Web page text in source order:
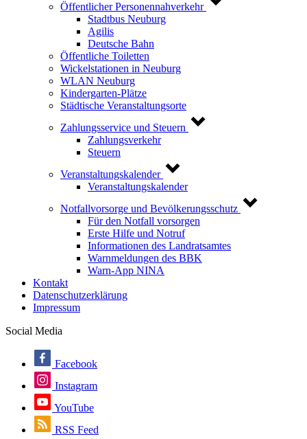
Öffentlicher Personennahverkehr
Stadtbus Neuburg
Agilis
Deutsche Bahn
Öffentliche Toiletten
Wickelstationen in Neuburg
WLAN Neuburg
Kindergarten-Plätze
Städtische Veranstaltungsorte
Zahlungsservice und Steuern
Zahlungsverkehr
Steuern
Veranstaltungskalender
Veranstaltungskalender
Notfallvorsorge und Bevölkerungsschutz
Für den Notfall vorsorgen
Erste Hilfe und Notruf
Informationen des Landratsamtes
Warnmeldungen des BBK
Warn-App NINA
Kontakt
Datenschutzerklärung
Impressum
Social Media
Facebook
Instagram
YouTube
RSS Feed